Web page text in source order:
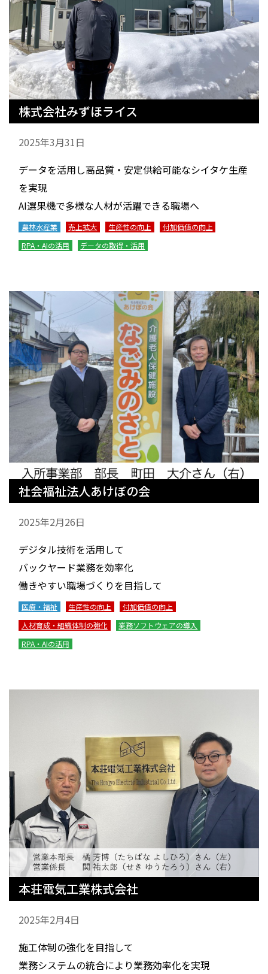
株式会社みずほライス
2025年3月31日
データを活用し高品質・安定供給可能なシイタケ生産
を実現
AI選果機で多様な人材が活躍できる職場へ
農林水産業 売上拡大 生産性の向上
付加価値の向上
RPA・AIの活用
データの取得・活用
社会福祉法人あけぼの会
2025年2月26日
デジタル技術を活用して
バックヤード業務を効率化
働きやすい職場づくりを目指して
医療・福祉 生産性の向上
付加価値の向上
人材育成・組織体制の強化
業務ソフトウェアの導入
RPA・AIの活用
本荘電気工業株式会社
2025年2月4日
施工体制の強化を目指して
業務システムの統合により業務効率化を実現